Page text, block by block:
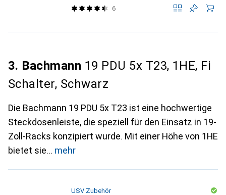
6
3. Bachmann 19 PDU 5x T23, 1HE, Fi
Schalter, Schwarz
Die Bachmann 19 PDU 5x T23 ist eine hochwertige
Steckdosenleiste, die speziell für den Einsatz in 19-
Zoll-Racks konzipiert wurde. Mit einer Höhe von 1HE
bietet sie
mehr
USV Zubehör